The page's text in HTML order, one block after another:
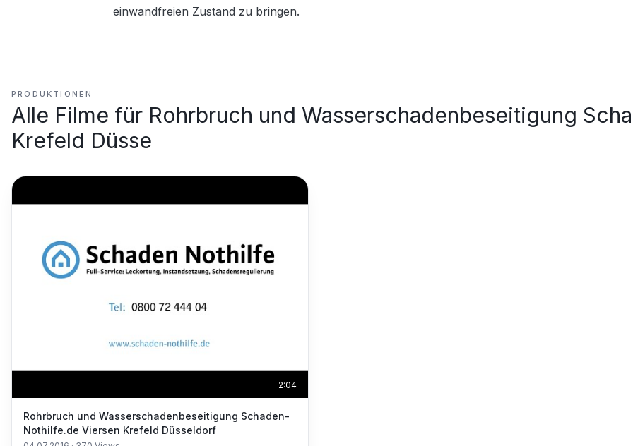
einwandfreien Zustand zu bringen.
PRODUKTIONEN
Alle Filme für Rohrbruch und Wasserschadenbeseitigung
Krefeld Düsse
2:04
Rohrbruch und Wasserschadenbeseitigung Schaden-
Nothilfe.de Viersen Krefeld Düsseldorf